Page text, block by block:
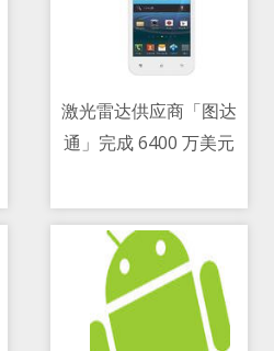
激光雷达供应商「图达
通」完成 6400 万美元